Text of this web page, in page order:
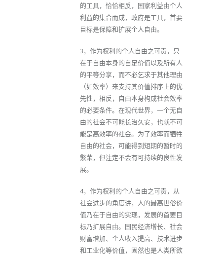
的工具，恰恰相反，国家利益由个人
利益的集合而成，政府是工具，首要
目标是保障和扩展个人自由。
3，作为权利的个人自由之可贵，只
在于自由本身的自足价值以及所有人
的平等分享，而不必乞求于其他理由
（如效率）来支持其价值排序上的优
先性，相反，自由本身构成社会效率
的必要条件。在现代世界，一个无自
由的社会不可能长治久安，也就不可
能是高效率的社会。为了效率而牺牲
自由的社会，可能得到短期的暂时的
繁荣，但注定不会有可持续的良性发
展。
4，作为权利的个人自由之可贵，从
社会进步的角度讲，人的最高世俗价
值乃在于自由的实现，发展的首要目
标乃扩展自由。国民经济增长、社会
财富增加、个人收入提高、技术进步
和工业化等价值，固然也是人类所欲